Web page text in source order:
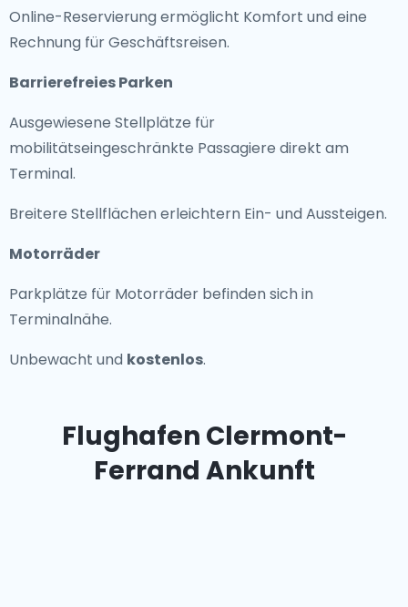
Online-Reservierung ermöglicht Komfort und eine
Rechnung für Geschäftsreisen.
Barrierefreies Parken
Ausgewiesene Stellplätze für
mobilitätseingeschränkte Passagiere direkt am
Terminal.
Breitere Stellflächen erleichtern Ein- und Aussteigen.
Motorräder
Parkplätze für Motorräder befinden sich in
Terminalnähe.
Unbewacht und kostenlos.
Flughafen Clermont-
Ferrand Ankunft